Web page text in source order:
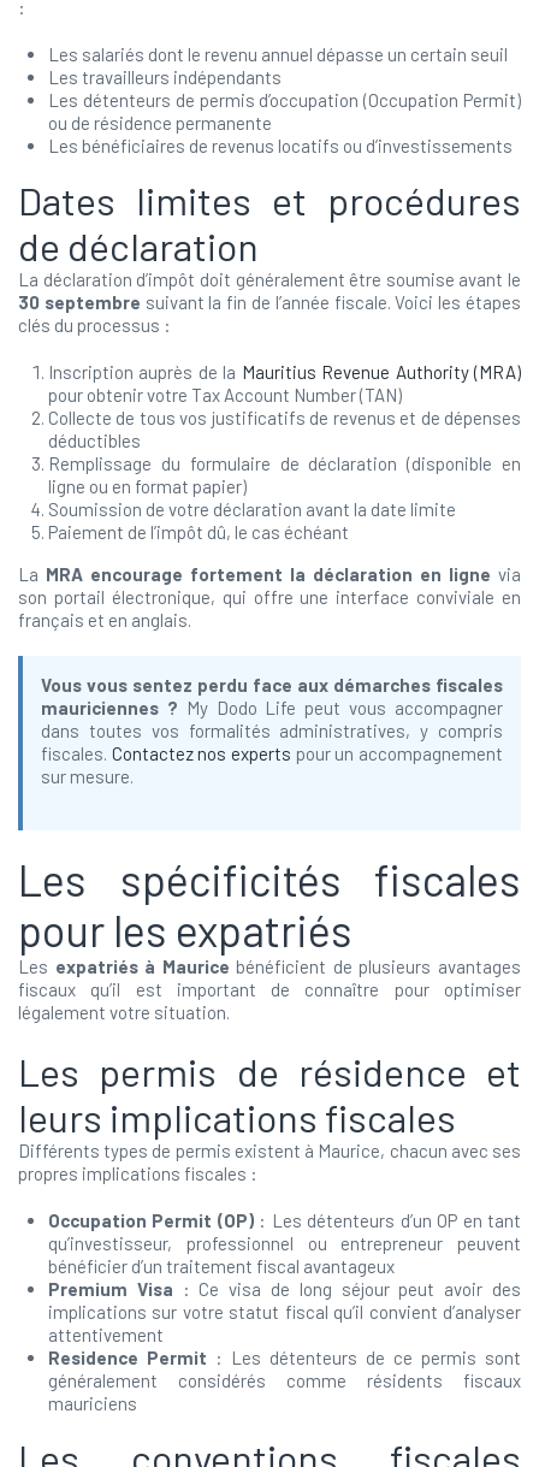
:
Les salariés dont le revenu annuel dépasse un certain seuil
Les travailleurs indépendants
Les détenteurs de permis d’occupation (Occupation Permit)
ou de résidence permanente
Les bénéficiaires de revenus locatifs ou d’investissements
Dates limites et procédures
de déclaration
La déclaration d’impôt doit généralement être soumise avant le
30 septembre suivant la fin de l’année fiscale. Voici les étapes
clés du processus :
Inscription auprès de la Mauritius Revenue Authority (MRA)
pour obtenir votre Tax Account Number (TAN)
Collecte de tous vos justificatifs de revenus et de dépenses
déductibles
Remplissage du formulaire de déclaration (disponible en
ligne ou en format papier)
Soumission de votre déclaration avant la date limite
Paiement de l’impôt dû, le cas échéant
La MRA encourage fortement la déclaration en ligne via
son portail électronique, qui offre une interface conviviale en
français et en anglais.
Vous vous sentez perdu face aux démarches fiscales
mauriciennes ? My Dodo Life peut vous accompagner
dans toutes vos formalités administratives, y compris
fiscales. Contactez nos experts pour un accompagnement
sur mesure.
Les spécificités fiscales
pour les expatriés
Les expatriés à Maurice bénéficient de plusieurs avantages
fiscaux qu’il est important de connaître pour optimiser
légalement votre situation.
Les permis de résidence et
leurs implications fiscales
Différents types de permis existent à Maurice, chacun avec ses
propres implications fiscales :
Occupation Permit (OP): Les détenteurs d’un OP en tant
qu’investisseur, professionnel ou entrepreneur peuvent
bénéficier d’un traitement fiscal avantageux
Premium Visa : Ce visa de long séjour peut avoir des
implications sur votre statut fiscal qu’il convient d’analyser
attentivement
Residence Permit : Les détenteurs de ce permis sont
généralement considérés comme résidents fiscaux
mauriciens
Les conventions fiscales